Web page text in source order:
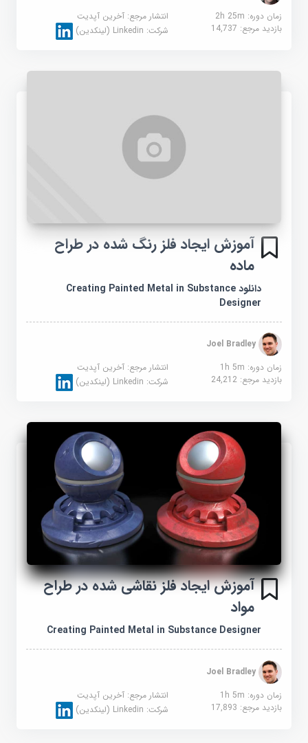
زمان دوره: 2h 25m
انتشار مرجع:آخرین آپدیت
بازدید مرجع:14,737 شرکت:Linkedin (لینکدین)
آموزش ایجاد فلز رنگ شده در طراح
ماده
دانلود Creating Painted Metal in Substance
Designer
Joel Bradley
زمان دوره: 1h 5m
انتشار مرجع:آخرین آپدیت
بازدید مرجع:24,212 شرکت:Linkedin (لینکدین)
آموزش ایجاد فلز نقاشی شده در طراح
مواد
Creating Painted Metal in Substance Designer
Joel Bradley
زمان دوره: 1h 5m
انتشار مرجع:آخرین آپدیت
بازدید مرجع:17,893 شرکت:Linkedin (لینکدین)